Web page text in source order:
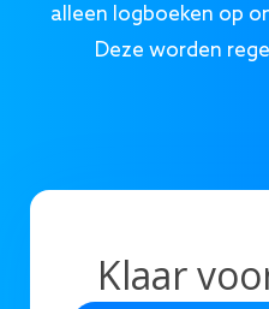
alleen logboeken op
Deze worden
Klaar